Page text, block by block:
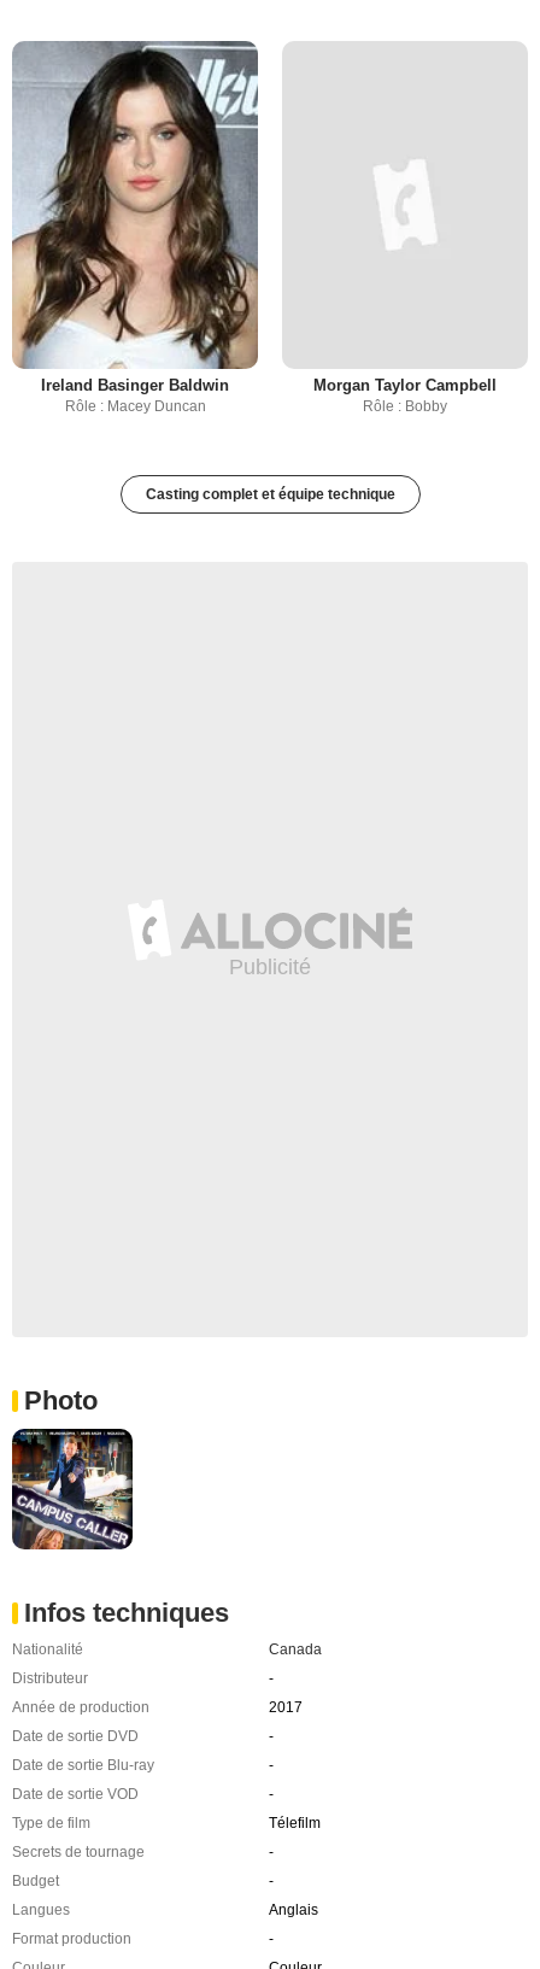
Ireland Basinger Baldwin
Rôle : Macey Duncan
Morgan Taylor Campbell
Rôle : Bobby
Casting complet et équipe technique
Photo
Infos techniques
Nationalité
Canada
Distributeur
-
Année de production
2017
Date de sortie DVD
-
Date de sortie Blu-ray
-
Date de sortie VOD
-
Type de film
Télefilm
Secrets de tournage
-
Budget
-
Langues
Anglais
Format production
-